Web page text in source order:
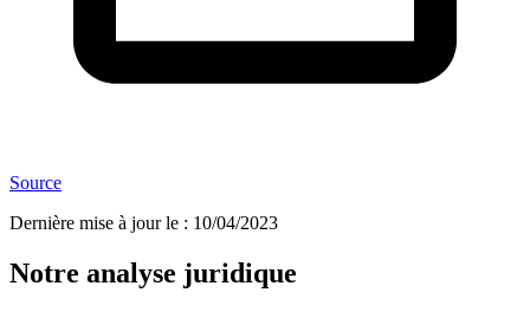
Source
Dernière mise à jour le : 10/04/2023
Notre analyse juridique